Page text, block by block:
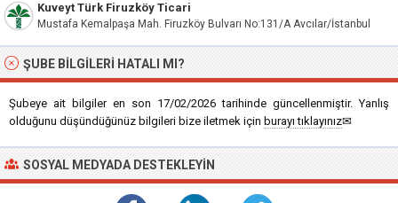
Kuveyt Türk Firuzköy Ticari
Mustafa Kemalpaşa Mah. Firuzköy Bulvarı No:131/A Avcılar/İstanbul
ŞUBE BILGILERI HATALI MI?
Şubeye ait bilgiler en son 17/02/2026 tarihinde güncellenmiştir. Yanlış
olduğunu düşündüğünüz bilgileri bize iletmek için burayı tıklayınız✉
SOSYAL MEDYADA DESTEKLEYIN